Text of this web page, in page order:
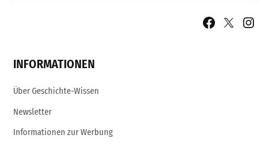
Facebook
X
INFORMATIONEN
Über Geschichte-Wissen
Newsletter
Informationen zur Werbung